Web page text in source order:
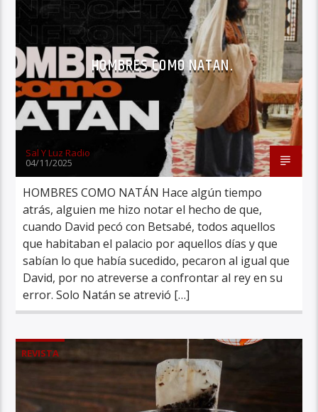
HOMBRES COMO NATAN.
Sal Y Luz Radio
04/11/2025
HOMBRES COMO NATÁN Hace algún tiempo
atrás, alguien me hizo notar el hecho de que,
cuando David pecó con Betsabé, todos aquellos
que habitaban el palacio por aquellos días y que
sabían lo que había sucedido, pecaron al igual que
David, por no atreverse a confrontar al rey en su
error. Solo Natán se atrevió […]
REVISTA